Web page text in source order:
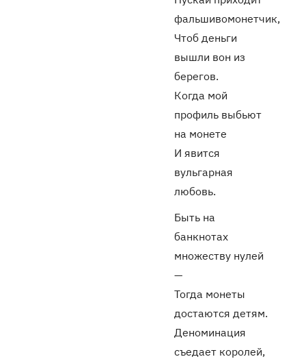
фальшивомонетчик,
Чтоб деньги
вышли вон из
берегов.
Когда мой
профиль выбьют
на монете
И явится
вульгарная
любовь.
Быть на
банкнотах
множеству нулей
—
Тогда монеты
достаются детям.
Деноминация
съедает королей,